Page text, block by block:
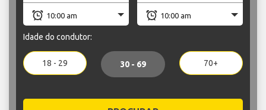
Idade do condutor:
18 - 29 30 - 69 70+